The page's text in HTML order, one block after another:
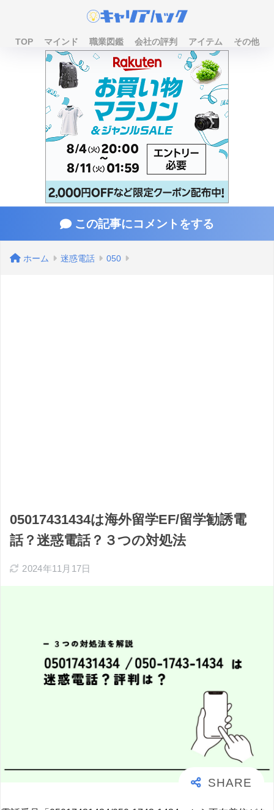
TOP マインド 職業図鑑 会社の評判 アイテム その他
この記事にコメントをする
ホーム 迷惑電話 050
05017431434は海外留学EF/留学勧誘電
話？迷惑電話？３つの対処法
2024年11月17日